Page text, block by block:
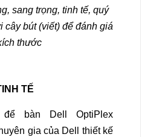
sang trọng, tinh tế, quý
cây bút (viết) để đánh giá
thước
TẾ
bàn Dell OptiPlex
gia của Dell thiết kế